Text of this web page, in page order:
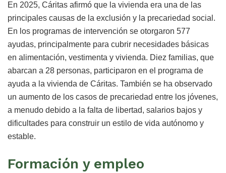
En 2025, Cáritas afirmó que la vivienda era una de las
principales causas de la exclusión y la precariedad social.
En los programas de intervención se otorgaron 577
ayudas, principalmente para cubrir necesidades básicas
en alimentación, vestimenta y vivienda. Diez familias, que
abarcan a 28 personas, participaron en el programa de
ayuda a la vivienda de Cáritas. También se ha observado
un aumento de los casos de precariedad entre los jóvenes,
a menudo debido a la falta de libertad, salarios bajos y
dificultades para construir un estilo de vida autónomo y
estable.
Formación y empleo